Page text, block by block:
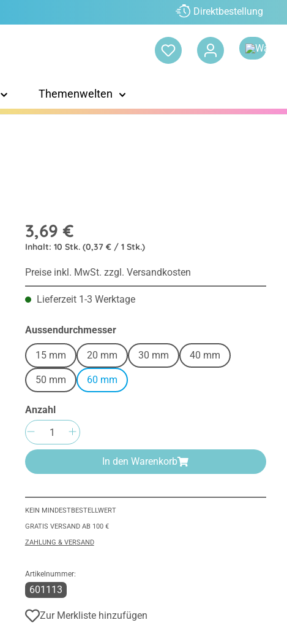
Direktbestellung
Themenwelten
3,69 €
Inhalt: 10 Stk. (0,37 € / 1 Stk.)
Preise inkl. MwSt. zzgl. Versandkosten
Lieferzeit 1-3 Werktage
Aussendurchmesserauswählen
15 mm 20 mm 30 mm 40 mm
50 mm 60 mm
Anzahl
Produkt Anzahl: Gib den gewünschten
In den Warenkorb
KEIN MINDESTBESTELLWERT
GRATIS VERSAND AB 100 €
ZAHLUNG & VERSAND
Artikelnummer:
601113
Zur Merkliste hinzufügen